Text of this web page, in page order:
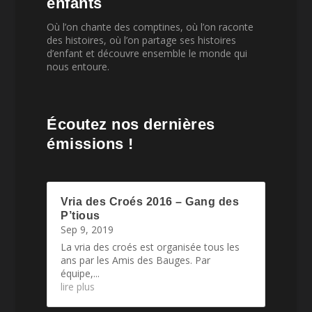
Où l’on chante des comptines, où l’on raconte
des histoires, où l’on partage ses histoires
d’enfant et découvre ensemble le monde qui
nous entoure.
Écoutez nos dernières
émissions !
Vria des Croés 2016 – Gang des
P’tious
Sep 9, 2019
La vria des croés est organisée tous les
ans par les Amis des Bauges. Par
équipe,...
lire plus